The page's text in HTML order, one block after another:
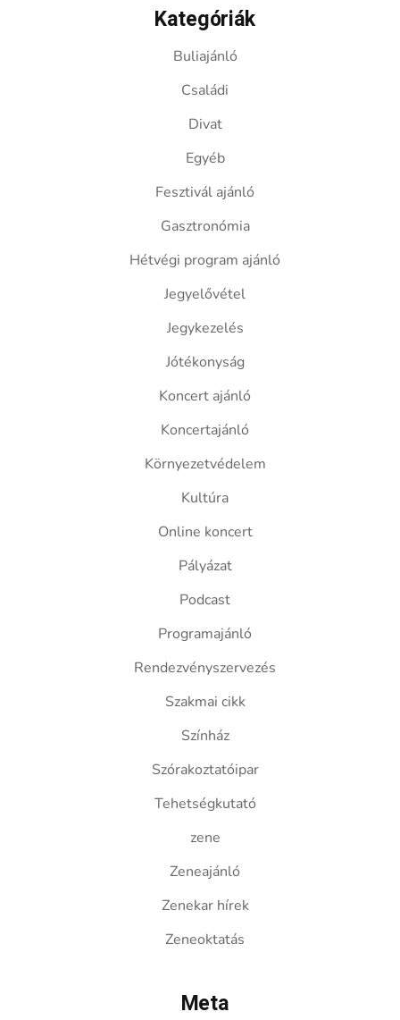
Kategóriák
Buliajánló
Családi
Divat
Egyéb
Fesztivál ajánló
Gasztronómia
Hétvégi program ajánló
Jegyelővétel
Jegykezelés
Jótékonyság
Koncert ajánló
Koncertajánló
Környezetvédelem
Kultúra
Online koncert
Pályázat
Podcast
Programajánló
Rendezvényszervezés
Szakmai cikk
Színház
Szórakoztatóipar
Tehetségkutató
zene
Zeneajánló
Zenekar hírek
Zeneoktatás
Meta